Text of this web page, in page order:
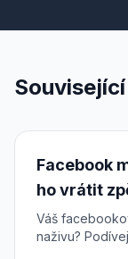
Facebook
ho vrátit
Váš
naživu?